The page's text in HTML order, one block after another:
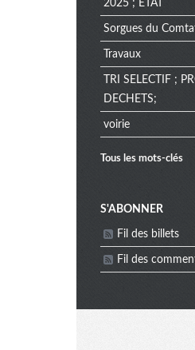
2025 ; ETAT
Sorgues du
Travaux
TRI SELECTIF ;
DECHETS;
voirie
Tous les mots-clés
M
e
S'ABONNER
Fil des billets
Fil des